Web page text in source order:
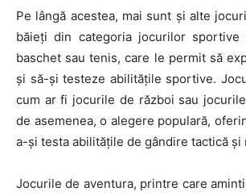
Pe lângă acestea, mai sunt și alte
băieți din categoria jocurilor
baschet sau tenis, care le permit să
și să-și testeze abilitățile sportive.
cum ar fi jocurile de război sau
de asemenea, o alegere populară,
a-și testa abilitățile de gândire tactică și
Jocurile de aventura, printre care